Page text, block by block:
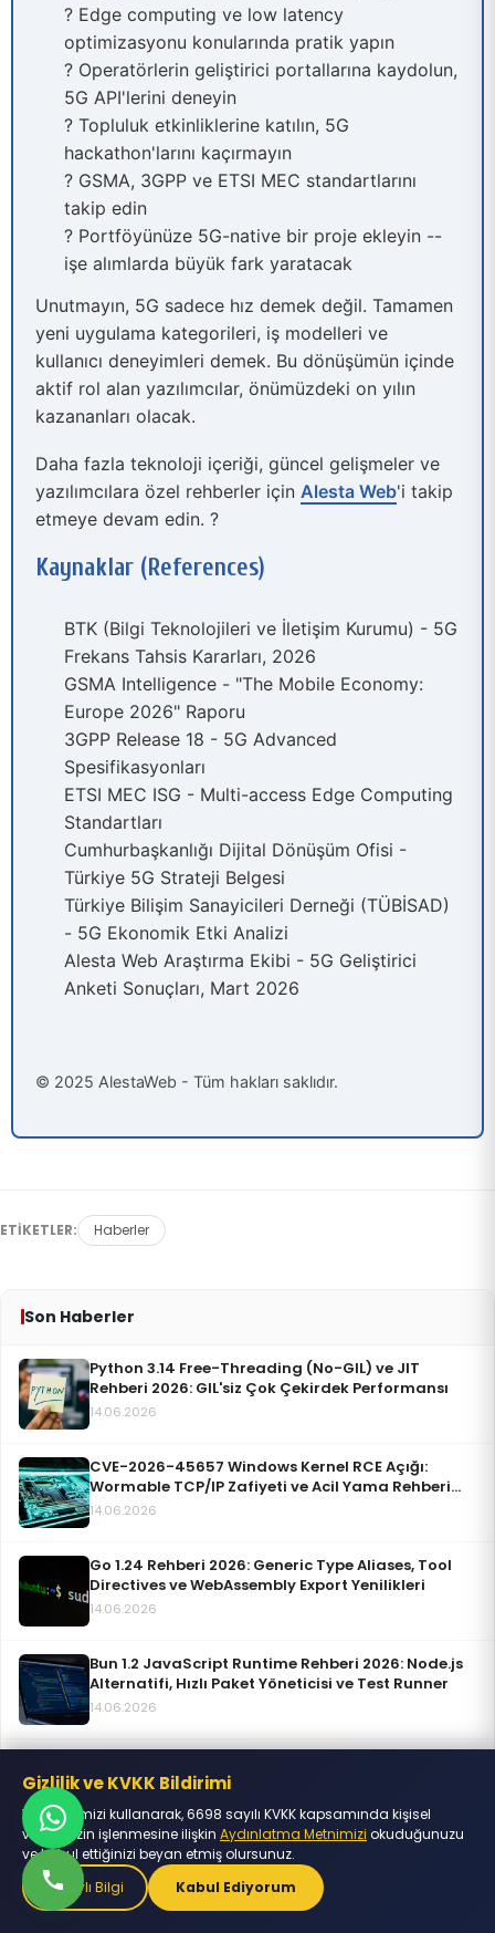
? Edge computing ve low latency
optimizasyonu konularında pratik yapın
? Operatörlerin geliştirici portallarına kaydolun,
5G API'lerini deneyin
? Topluluk etkinliklerine katılın, 5G
hackathon'larını kaçırmayın
? GSMA, 3GPP ve ETSI MEC standartlarını
takip edin
? Portföyünüze 5G-native bir proje ekleyin --
işe alımlarda büyük fark yaratacak
Unutmayın, 5G sadece hız demek değil. Tamamen
yeni uygulama kategorileri, iş modelleri ve
kullanıcı deneyimleri demek. Bu dönüşümün içinde
aktif rol alan yazılımcılar, önümüzdeki on yılın
kazananları olacak.
Daha fazla teknoloji içeriği, güncel gelişmeler ve
yazılımcılara özel rehberler için Alesta Web'i takip
etmeye devam edin. ?
Kaynaklar (References)
BTK (Bilgi Teknolojileri ve İletişim Kurumu) - 5G
Frekans Tahsis Kararları, 2026
GSMA Intelligence - "The Mobile Economy:
Europe 2026" Raporu
3GPP Release 18 - 5G Advanced
Spesifikasyonları
ETSI MEC ISG - Multi-access Edge Computing
Standartları
Cumhurbaşkanlığı Dijital Dönüşüm Ofisi -
Türkiye 5G Strateji Belgesi
Türkiye Bilişim Sanayicileri Derneği (TÜBİSAD)
- 5G Ekonomik Etki Analizi
Alesta Web Araştırma Ekibi - 5G Geliştirici
Anketi Sonuçları, Mart 2026
© 2025 AlestaWeb - Tüm hakları saklıdır.
ETIKETLER: Haberler
Son Haberler
Python 3.14 Free-Threading (No-GIL) ve JIT
Rehberi 2026: GIL'siz Çok Çekirdek Performansı
14.06.2026
CVE-2026-45657 Windows Kernel RCE Açığı:
Wormable TCP/IP Zafiyeti ve Acil Yama Rehberi
(Haziran 2026)
14.06.2026
Go 1.24 Rehberi 2026: Generic Type Aliases, Tool
Directives ve WebAssembly Export Yenilikleri
14.06.2026
Bun 1.2 JavaScript Runtime Rehberi 2026: Node.js
Alternatifi, Hızlı Paket Yöneticisi ve Test Runner
14.06.2026
Otomatik Optimizasyon, Server Components ve
14.06.2026
Gizlilik ve KVKK Bildirimi
Web sitemizi kullanarak, 6698 sayılı KVKK kapsamında kişisel
verilerinizin işlenmesine ilişkin Aydınlatma Metnimizi okuduğunuzu
ve kabul ettiğinizi beyan etmiş olursunuz.
Detaylı Bilgi
Kabul Ediyorum